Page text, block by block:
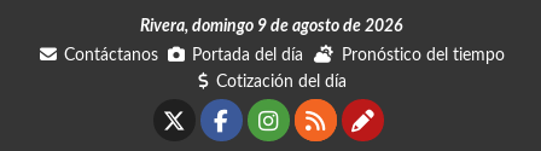
Rivera, domingo 9 de agosto de 2026
Contáctanos
Portada del día
Pronóstico del tiempo
Cotización del día
Facebook
Instagram
RSSContáctanos